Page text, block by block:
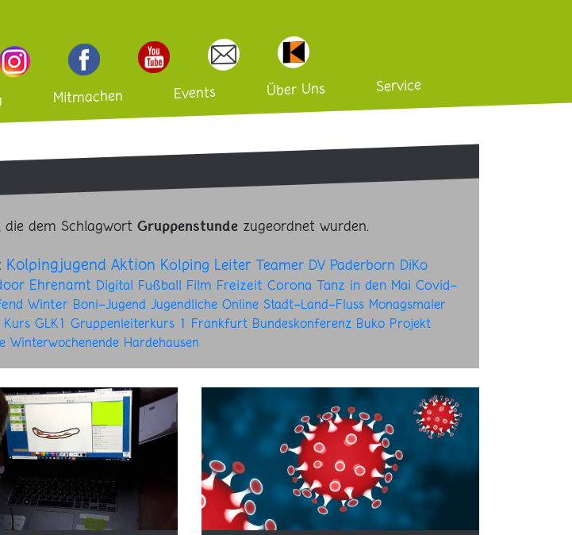
Mitmachen Events Über Uns Service
dem Schlagwort Gruppenstunde zugeordnet wurden.
Kolpingjugend Aktion Kolping Leiter Teamer DV Paderborn DiKo
Ehrenamt Digital Fußball Film Freizeit Corona Tanz in den Mai Covid-
Winter Boni-Jugend Jugendliche Online Stadt-Land-Fluss Monagsmaler
Kurs GLK1 Gruppenleiterkurs 1 Frankfurt Bundeskonferenz Buko Projekt
Winterwochenende Hardehausen